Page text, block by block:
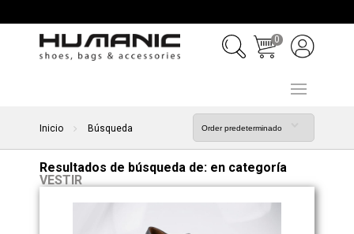
0
Inicio Búsqueda
Resultados de búsqueda de: en categoría
VESTIR